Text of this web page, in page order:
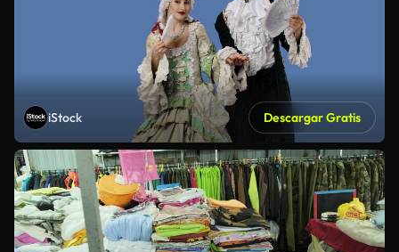
iStock Descargar Gratis